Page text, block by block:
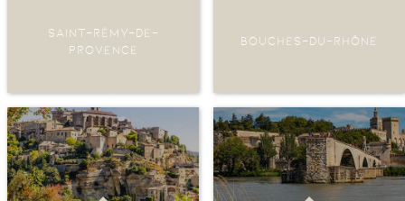
SAINT-RÉMY-DE-
PROVENCE
BOUCHES-DU-RHÔNE